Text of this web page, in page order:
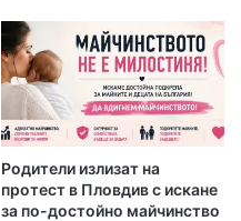
Родители излизат на
протест в Пловдив с искане
за по-достойно майчинство